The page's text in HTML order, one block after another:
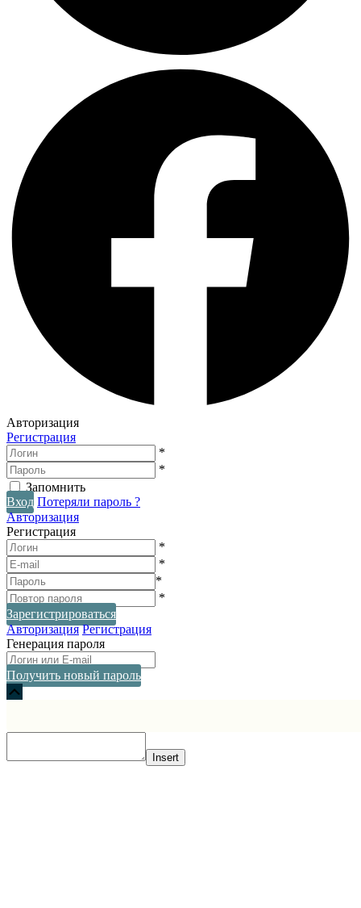
Авторизация
Регистрация
*
*
Запомнить
Вход Потеряли пароль ?
Авторизация
Регистрация
*
*
*
*
Зарегистрироваться
Авторизация Регистрация
Генерация пароля
Получить новый пароль
Прокрутка
Insert